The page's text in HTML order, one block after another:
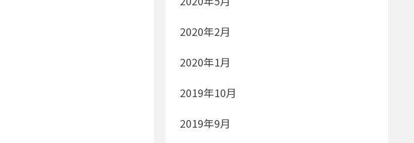
2020年2月
2020年1月
2019年10月
2019年9月